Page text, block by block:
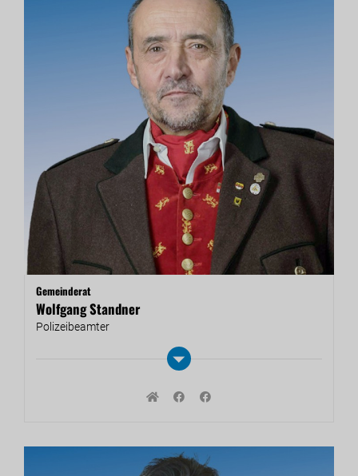
Gemeinderat
Wolfgang Standner
Po­li­zei­be­am­ter